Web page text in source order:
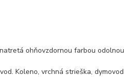
ohňovzdornou farbou odolnou
Koleno, vrchná strieška, dymovod